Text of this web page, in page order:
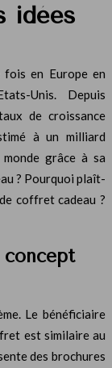
idées
fois en Europe en
Unis. Depuis
de croissance
à un milliard
grâce à sa
? Pourquoi plaît-
coffret cadeau ?
concept
Le bénéficiaire
est similaire au
des brochures